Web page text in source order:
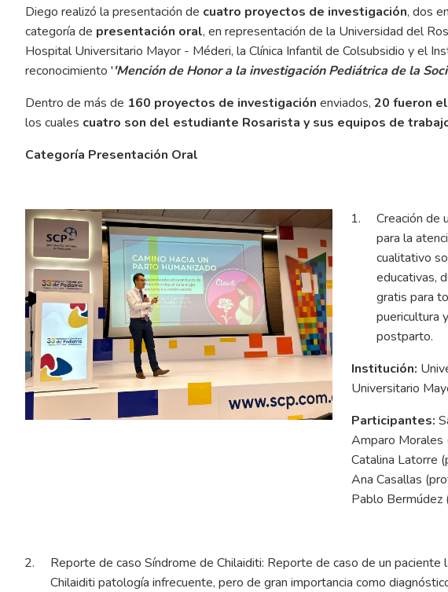
Diego realizó la presentación de cuatro proyectos de investigación, dos
categoría de presentación oral, en representación de la Universidad del
Hospital Universitario Mayor - Méderi, la Clínica Infantil de Colsubsidio y el
reconocimiento ''Mención de Honor a la investigación Pediátrica de la
Dentro de más de 160 proyectos de investigación enviados, 20 fueron
los cuales cuatro son del estudiante Rosarista y sus equipos de
Categoría Presentación Oral
Creación de
para la
cualitativo
educativas,
gratis para
puericultura
postparto.
Institución:
Universitario
Participantes:
Amparo Morales
Catalina Latorre
Ana Casallas
Pablo Bermúdez
Reporte de caso Síndrome de Chilaiditi: Reporte de caso de un paciente
Chilaiditi patología infrecuente, pero de gran importancia como